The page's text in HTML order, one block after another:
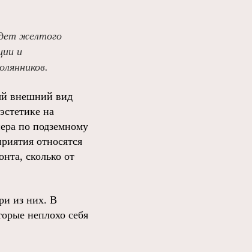
желтого
и
внешний вид
на
по подземному
относятся
сколько от
из них. В
неплохо себя